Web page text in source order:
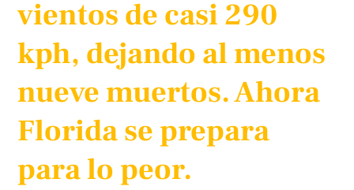
vientos de casi 290
kph, dejando al menos
nueve muertos. Ahora
Florida se prepara
para lo peor.